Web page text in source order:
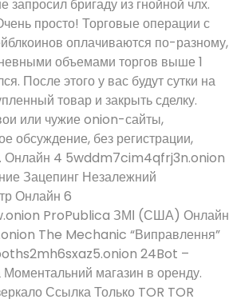
бригаду из гнойной члх.
просто! Торговые операции с
оплачиваются по-разному,
объемами торгов выше 1
После этого у вас будут сутки на
товар и закрыть сделку.
или чужие onion-сайты,
обсуждение, без регистрации,
Онлайн 4 5wddm7cim4qfrj3n.onion
Зацепинг Незалежний
Онлайн 6
ProPublica ЗМІ (США) Онлайн
The Mechanic “Виправлення”
24Bot –
магазин в оренду.
Ссылка Только TOR TOR